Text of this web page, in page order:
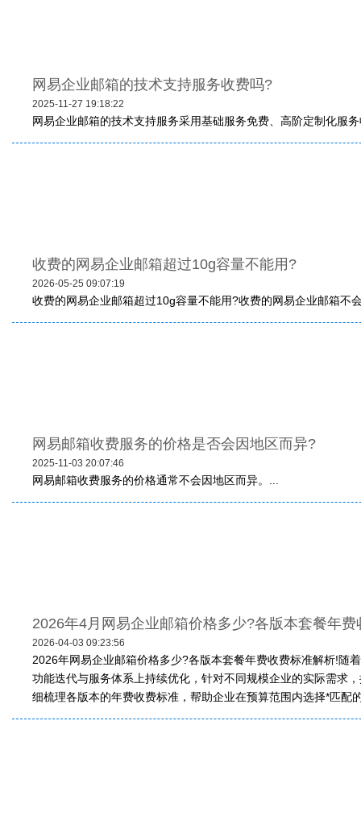
网易企业邮箱的技术支持服务收费吗?
2025-11-27 19:18:22
网易企业邮箱的技术支持服务采用基础服务免费、高阶定制化服
收费的网易企业邮箱超过10g容量不能用?‌
2026-05-25 09:07:19
收费的网易企业邮箱超过10g容量不能用?‌收费的网易企业邮箱
网易邮箱收费服务的价格是否会因地区而异?
2025-11-03 20:07:46
网易邮箱收费服务的价格通常不会因地区而异。...
2026年4月网易企业邮箱价格多少?各版本套餐年
2026-04-03 09:23:56
2026年网易企业邮箱价格多少?各版本套餐年费收费标准解析!随
功能迭代与服务体系上持续优化，针对不同规模企业的实际需求
细梳理各版本的年费收费标准，帮助企业在预算范围内选择*匹配